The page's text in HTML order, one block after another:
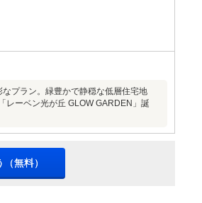
プラン。緑豊かで静穏な低層住宅地
レーベン光が丘 GLOW GARDEN」誕
無料）